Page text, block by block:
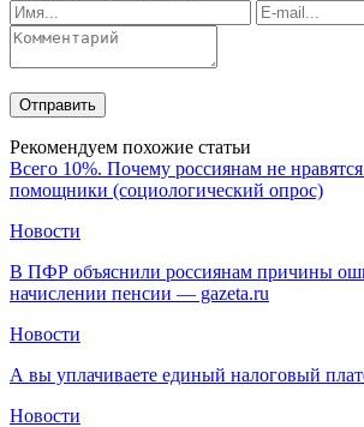
Рекомендуем похожие статьи
Всего 10%. Почему россиянам не
помощники (социологический опрос)
Новости
В ПФР объяснили россиянам причины
начислении пенсии — gazeta.ru
Новости
А вы уплачиваете единый налоговый
Новости